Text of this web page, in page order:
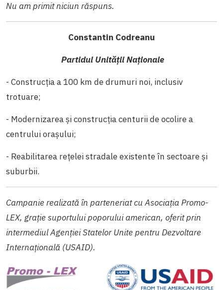
Nu am primit niciun răspuns.
Constantin Codreanu
Partidul Unității Naționale
- Construcția a 100 km de drumuri noi, inclusiv
trotuare;
- Modernizarea şi construcţia centurii de ocolire a
centrului oraşului;
- Reabilitarea reţelei stradale existente în sectoare şi
suburbii.
Campanie realizată în parteneriat cu Asociația Promo-
LEX, grațiesuportului poporului american, oferit prin
intermediul Agenției Statelor Unite pentru Dezvoltare
Internațională (USAID).